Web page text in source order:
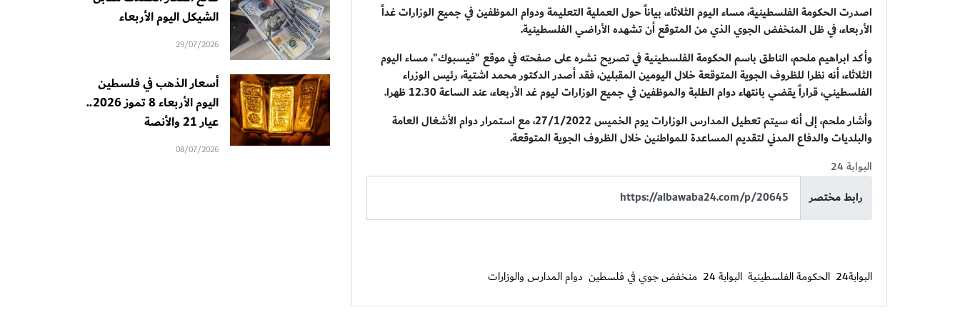
اصدرت الحكومة الفلسطينية، مساء اليوم الثلاثاء، بياناً حول العملية التعليمة ودوام الموظفين في جميع الوزارات غداً
الأربعاء، في ظل المنخفض الجوي الذي من المتوقع أن تشهده الأراضي الفلسطينية.
وأكد ابراهيم ملحم، الناطق باسم الحكومة الفلسطينية في تصريح نشره على صفحته في موقع "فيسبوك"، مساء اليوم
الثلاثاء، أنه نظرا للظروف الجوية المتوقعة خلال اليومين المقبلين، فقد أصدر الدكتور محمد اشتية، رئيس الوزراء
الفلسطيني، قراراً يقضي بانتهاء دوام الطلبة والموظفين في جميع الوزارات ليوم غد الأربعاء، عند الساعة 12.30 ظهرا.
وأشار ملحم، إلى أنه سيتم تعطيل المدارس الوزارات يوم الخميس 27/1/2022، مع استمرار دوام الأشغال العامة
والبلديات والدفاع المدني لتقديم المساعدة للمواطنين خلال الظروف الجوية المتوقعة.
البوابة 24
رابط مختصر
البوابة24 الحكومة الفلسطينية البوابة 24 منخفض جوي في فلسطين دوام المدارس والوزارات
الشيكل اليوم الأربعاء
29/07/2026
أسعار الذهب في فلسطين
اليوم الأربعاء 8 تموز 2026..
عيار 21 والأنصة
08/07/2026